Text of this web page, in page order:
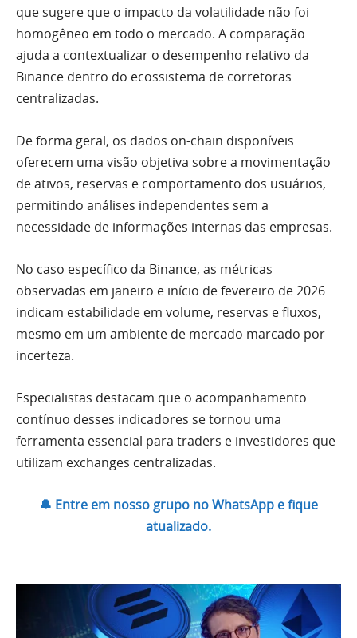
que sugere que o impacto da volatilidade não foi
homogêneo em todo o mercado. A comparação
ajuda a contextualizar o desempenho relativo da
Binance dentro do ecossistema de corretoras
centralizadas.
De forma geral, os dados on-chain disponíveis
oferecem uma visão objetiva sobre a movimentação
de ativos, reservas e comportamento dos usuários,
permitindo análises independentes sem a
necessidade de informações internas das empresas.
No caso específico da Binance, as métricas
observadas em janeiro e início de fevereiro de 2026
indicam estabilidade em volume, reservas e fluxos,
mesmo em um ambiente de mercado marcado por
incerteza.
Especialistas destacam que o acompanhamento
contínuo desses indicadores se tornou uma
ferramenta essencial para traders e investidores que
utilizam exchanges centralizadas.
🔔 Entre em nosso grupo no WhatsApp e fique
atualizado.